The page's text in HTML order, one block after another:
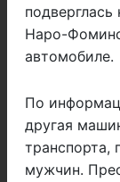
Наро-
автомобиле.
По
другая
транспорта,
мужчин.